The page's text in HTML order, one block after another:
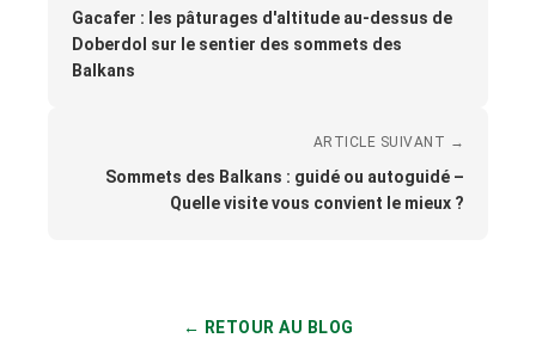
Gacafer : les pâturages d'altitude au-dessus de
Doberdol sur le sentier des sommets des
Balkans
ARTICLE SUIVANT →
Sommets des Balkans : guidé ou autoguidé –
Quelle visite vous convient le mieux ?
← RETOUR AU BLOG